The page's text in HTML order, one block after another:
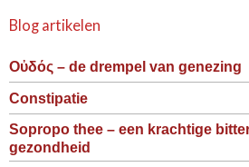
Blog artikelen
Οὐδός – de drempel van genezing
Constipatie
Sopropo thee – een krachtige
gezondheid